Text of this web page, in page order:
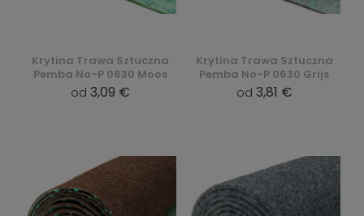
Krytina Trawa Sztuczna
Pemba No-P 0630 Moos
od 3,09 €
Krytina Trawa Sztuczna
Pemba No-P 0630 Grijs
od 3,81 €